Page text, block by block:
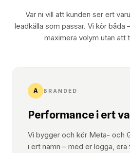
Var ni vill att kunden ser ert
leadkälla som passar. Vi kör båda
maximera volym utan att
A BRANDED
Performance i ert
Vi bygger och kör Meta- och
i ert namn – med er logga,